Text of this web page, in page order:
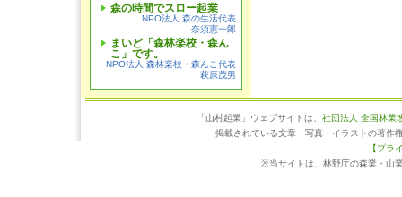
森の時間でスロー起業
NPO法人 森の生活代表
奈須憲一郎
まいど「森林楽校・森ん
こ」です。
NPO法人 森林楽校・森んこ代表
萩原茂男
「山村起業」ウェブサイトは、 社団法人 全国林業
掲載されている文章・写真・イラストの著作
【プラ
※当サイトは、林野庁の森業・山